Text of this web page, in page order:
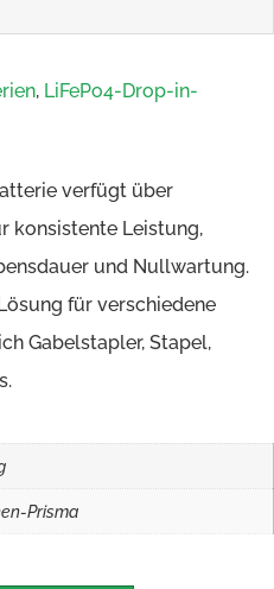
, LiFePo4-Drop-in-
verfügt über
konsistente Leistung,
und Nullwartung.
für verschiedene
Gabelstapler, Stapel,
Prisma